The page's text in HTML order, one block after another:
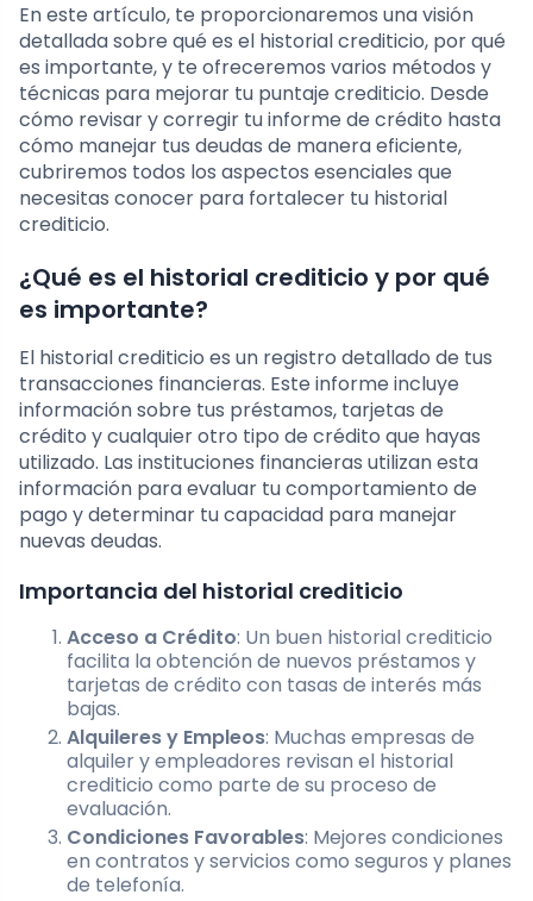
En este artículo, te proporcionaremos una visión
detallada sobre qué es el historial crediticio, por qué
es importante, y te ofreceremos varios métodos y
técnicas para mejorar tu puntaje crediticio. Desde
cómo revisar y corregir tu informe de crédito hasta
cómo manejar tus deudas de manera eficiente,
cubriremos todos los aspectos esenciales que
necesitas conocer para fortalecer tu historial
crediticio.
¿Qué es el historial crediticio y por qué
es importante?
El historial crediticio es un registro detallado de tus
transacciones financieras. Este informe incluye
información sobre tus préstamos, tarjetas de
crédito y cualquier otro tipo de crédito que hayas
utilizado. Las instituciones financieras utilizan esta
información para evaluar tu comportamiento de
pago y determinar tu capacidad para manejar
nuevas deudas.
Importancia del historial crediticio
Acceso a Crédito: Un buen historial crediticio
facilita la obtención de nuevos préstamos y
tarjetas de crédito con tasas de interés más
bajas.
Alquileres y Empleos: Muchas empresas de
alquiler y empleadores revisan el historial
crediticio como parte de su proceso de
evaluación.
Condiciones Favorables: Mejores condiciones
en contratos y servicios como seguros y planes
de telefonía.